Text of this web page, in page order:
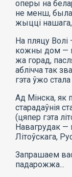
оперы на
не менш,
жыцці
На пляцу Волі
кожны дом —
жа горад,
аблічча так
гэта ўжо стала
Ад Мінска, як
старадаўнія
(цяпер гэта
Навагрудак —
Літоўскага,
Запрашаем
падарожжа...